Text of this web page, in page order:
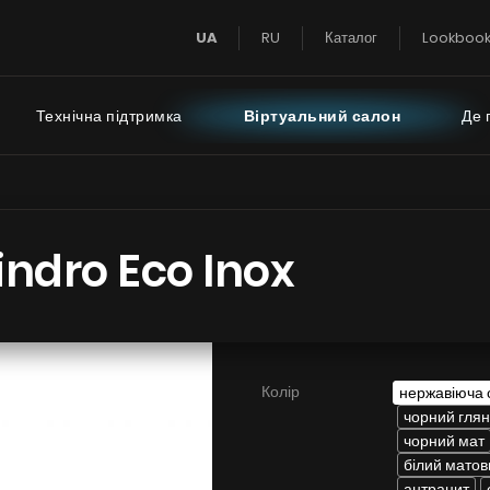
UA RU Каталог Lookbook
Silent
Дім
турбіною на даху
Кухня
Технічна підтримка
Інструкції FAQ - часті
БАЧИТИ ВСЕ
Віртуальний салон Де
Eco Inox
Колір
нержавіюча
чорний
чорний мат
білий